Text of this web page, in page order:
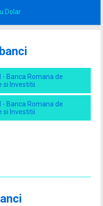
Dolar
- Banca Romana de
si Investitii
- Banca Romana de
si Investitii